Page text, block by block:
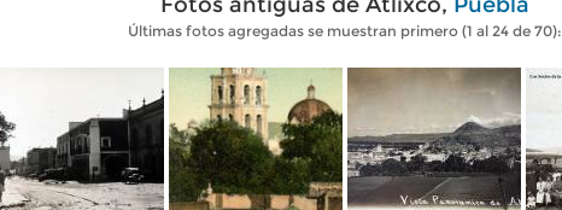
Últimas fotos agregadas se muestran primero (1 al 24 de 70):